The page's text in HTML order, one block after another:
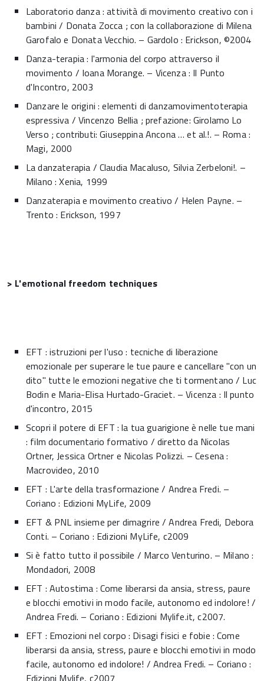
Laboratorio danza : attività di movimento creativo con i
bambini / Donata Zocca ; con la collaborazione di Milena
Garofalo e Donata Vecchio. – Gardolo : Erickson, ©2004
Danza-terapia : l'armonia del corpo attraverso il
movimento / Ioana Morange. – Vicenza : Il Punto
d'Incontro, 2003
Danzare le origini : elementi di danzamovimentoterapia
espressiva / Vincenzo Bellia ; prefazione: Girolamo Lo
Verso ; contributi: Giuseppina Ancona … et al.!. – Roma :
Magi, 2000
La danzaterapia / Claudia Macaluso, Silvia Zerbeloni!. –
Milano : Xenia, 1999
Danzaterapia e movimento creativo / Helen Payne. –
Trento : Erickson, 1997
> L'emotional freedom techniques
EFT : istruzioni per l'uso : tecniche di liberazione
emozionale per superare le tue paure e cancellare "con un
dito" tutte le emozioni negative che ti tormentano / Luc
Bodin e Maria-Elisa Hurtado-Graciet. – Vicenza : Il punto
d'incontro, 2015
Scopri il potere di EFT : la tua guarigione è nelle tue mani
: film documentario formativo / diretto da Nicolas
Ortner, Jessica Ortner e Nicolas Polizzi. – Cesena :
Macrovideo, 2010
EFT : L'arte della trasformazione / Andrea Fredi. –
Coriano : Edizioni MyLife, 2009
EFT & PNL insieme per dimagrire / Andrea Fredi, Debora
Conti. – Coriano : Edizioni MyLife, c2009
Si è fatto tutto il possibile / Marco Venturino. – Milano :
Mondadori, 2008
EFT : Autostima : Come liberarsi da ansia, stress, paure
e blocchi emotivi in modo facile, autonomo ed indolore! /
Andrea Fredi. – Coriano : Edizioni Mylife.it, c2007.
EFT : Emozioni nel corpo : Disagi fisici e fobie : Come
liberarsi da ansia, stress, paure e blocchi emotivi in modo
facile, autonomo ed indolore! / Andrea Fredi. – Coriano :
Edizioni Mylife, c2007